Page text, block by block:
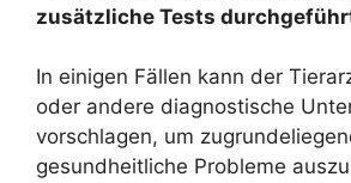
zusätzliche Tests
In einigen Fällen kann der
oder andere diagnostische
vorschlagen, um
gesundheitliche Probleme